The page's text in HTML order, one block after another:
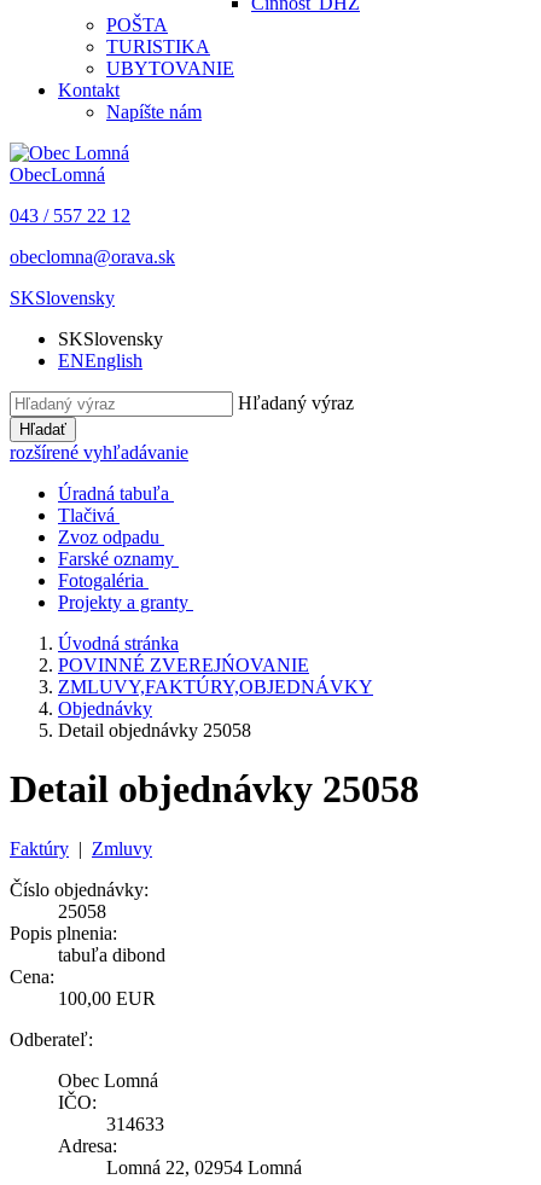
POŠTA
TURISTIKA
UBYTOVANIE
Kontakt
Napíšte nám
ObecLomná
043 / 557 22 12
obeclomna@orava.sk
SKSlovensky
SKSlovensky
ENEnglish
Hľadaný výraz
Hľadať
rozšírené vyhľadávanie
Úradná tabuľa
Tlačivá
Zvoz odpadu
Farské oznamy
Fotogaléria
Projekty a granty
Úvodná stránka
POVINNÉ ZVEREJŃOVANIE
ZMLUVY,FAKTÚRY,OBJEDNÁVKY
Objednávky
Detail objednávky 25058
Detail objednávky 25058
Faktúry | Zmluvy
Číslo objednávky:
25058
Popis plnenia:
tabuľa dibond
Cena:
100,00 EUR
Odberateľ:
Obec Lomná
IČO:
314633
Adresa:
Lomná 22, 02954 Lomná